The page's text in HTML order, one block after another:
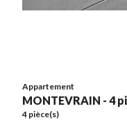
Appartement
MONTEVRAIN - 4
4 pièce(s)